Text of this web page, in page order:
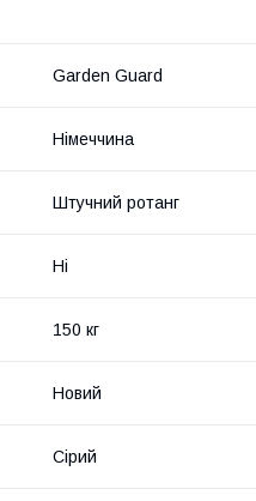
Garden Guard
Німеччина
Штучний ротанг
Ні
150 кг
Новий
Сірий